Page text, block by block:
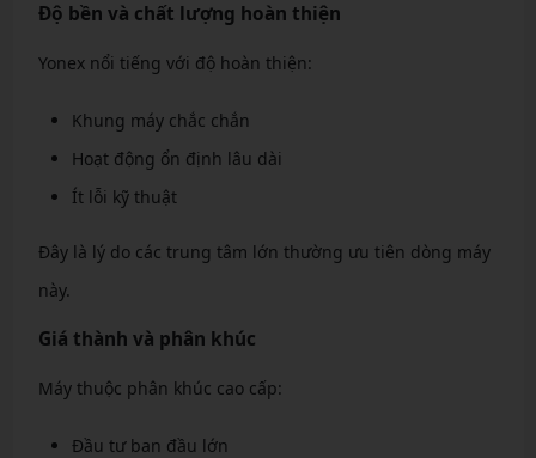
Độ bền và chất lượng hoàn thiện
Yonex nổi tiếng với độ hoàn thiện:
Khung máy chắc chắn
Hoạt động ổn định lâu dài
Ít lỗi kỹ thuật
Đây là lý do các trung tâm lớn thường ưu tiên dòng máy
này.
Giá thành và phân khúc
Máy thuộc phân khúc cao cấp:
Đầu tư ban đầu lớn